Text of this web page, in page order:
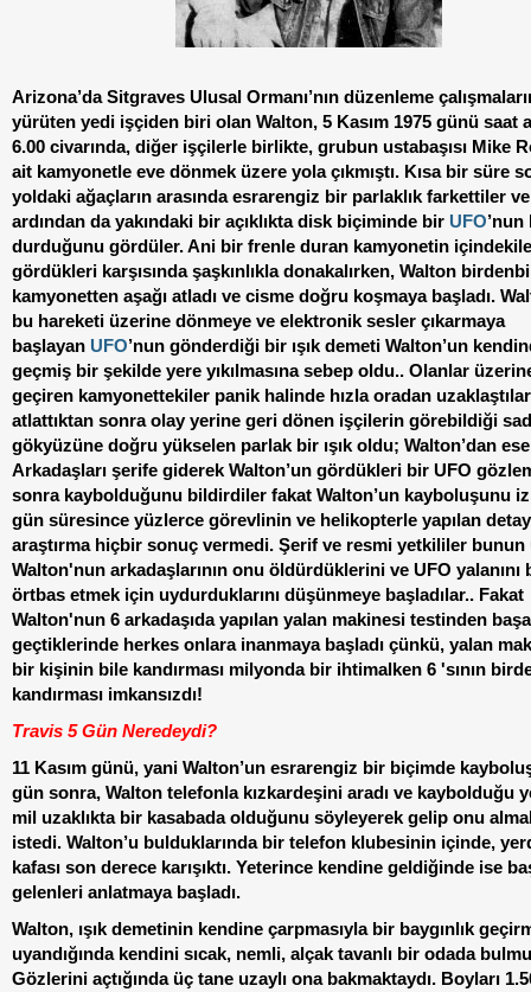
Arizona’da Sitgraves Ulusal Ormanı’nın düzenleme
yürüten yedi işçiden biri olan Walton, 5 Kasım 1975 günü saat
6.00 civarında, diğer işçilerle birlikte, grubun ustabaşısı Mike
ait kamyonetle eve dönmek üzere yola çıkmıştı. Kısa bir süre
yoldaki ağaçların arasında esrarengiz bir parlaklık farkettiler ve
ardından da yakındaki bir açıklıkta disk biçiminde bir UFO’nun
durduğunu gördüler. Ani bir frenle duran kamyonetin
gördükleri karşısında şaşkınlıkla donakalırken, Walton
kamyonetten aşağı atladı ve cisme doğru koşmaya başladı.
bu hareketi üzerine dönmeye ve elektronik sesler çıkarmaya
başlayan UFO’nun gönderdiği bir ışık demeti Walton’un
geçmiş bir şekilde yere yıkılmasına sebep oldu.. Olanlar
geçiren kamyonettekiler panik halinde hızla oradan
atlattıktan sonra olay yerine geri dönen işçilerin görebildiği
gökyüzüne doğru yükselen parlak bir ışık oldu; Walton’dan
Arkadaşları şerife giderek Walton’un gördükleri bir UFO
sonra kaybolduğunu bildirdiler fakat Walton’un kayboluşunu
gün süresince yüzlerce görevlinin ve helikopterle yapılan
araştırma hiçbir sonuç vermedi. Şerif ve resmi yetkililer bunun
Walton'nun arkadaşlarının onu öldürdüklerini ve UFO yalanını
örtbas etmek için uydurduklarını düşünmeye başladılar.. Fakat
Walton'nun 6 arkadaşıda yapılan yalan makinesi testinden
geçtiklerinde herkes onlara inanmaya başladı çünkü, yalan
bir kişinin bile kandırması milyonda bir ihtimalken 6 'sının
kandırması imkansızdı!
Travis 5 Gün Neredeydi?
11 Kasım günü, yani Walton’un esrarengiz bir biçimde
gün sonra, Walton telefonla kızkardeşini aradı ve kaybolduğu
mil uzaklıkta bir kasabada olduğunu söyleyerek gelip onu
istedi. Walton’u bulduklarında bir telefon klubesinin içinde,
kafası son derece karışıktı. Yeterince kendine geldiğinde ise
gelenleri anlatmaya başladı.
Walton, ışık demetinin kendine çarpmasıyla bir baygınlık
uyandığında kendini sıcak, nemli, alçak tavanlı bir odada
Gözlerini açtığında üç tane uzaylı ona bakmaktaydı. Boyları